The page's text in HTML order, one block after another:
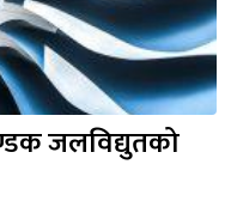
जलविद्युतको